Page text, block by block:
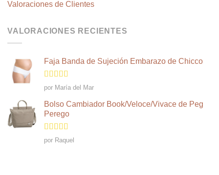
Valoraciones de Clientes
VALORACIONES RECIENTES
Faja Banda de Sujeción Embarazo de Chicco
Valorado
en
por María del Mar
Bolso Cambiador Book/Veloce/Vivace de Peg
Perego
Valorado en
5
por Raquel